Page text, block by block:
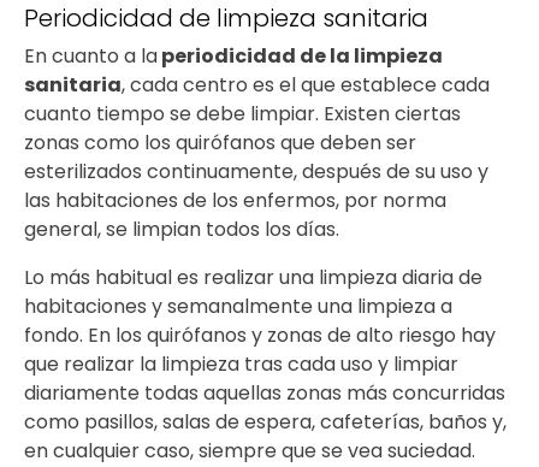
Periodicidad de limpieza sanitaria
En cuanto a laperiodicidad de la limpieza
sanitaria, cada centro es el que establece cada
cuanto tiempo se debe limpiar. Existen ciertas
zonas como los quirófanos que deben ser
esterilizados continuamente, después de su uso y
las habitaciones de los enfermos, por norma
general, se limpian todos los días.
Lo más habitual es realizar una limpieza diaria de
habitaciones y semanalmente una limpieza a
fondo. En los quirófanos y zonas de alto riesgo hay
que realizar la limpieza tras cada uso y limpiar
diariamente todas aquellas zonas más concurridas
como pasillos, salas de espera, cafeterías, baños y,
en cualquier caso, siempre que se vea suciedad.